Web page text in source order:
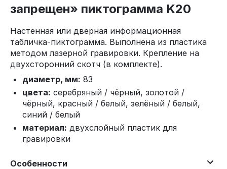
запрещен» пиктограмма K20
Настенная или дверная информационная
табличка-пиктограмма. Выполнена из пластика
методом лазерной гравировки. Крепление на
двухсторонний скотч (в комплекте).
диаметр, мм: 83
цвета: серебряный / чёрный, золотой /
чёрный, красный / белый, зелёный / белый,
синий / белый
материал: двухслойный пластик для
гравировки
Особенности